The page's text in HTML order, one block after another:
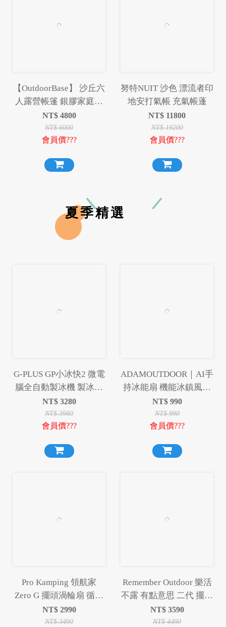
【OutdoorBase】 沙丘六
人露營帳篷 銀膠家庭帳
篷 六人帳 遮光銀膠帳蓬
耐水壓2000mm
NT$ 4800
NT$6000
會員價???
努特NUIT 沙色 漂流者印
地安打氣帳 充氣帳蓬
NT$ 11800
NT$19200
會員價???
夏季精選
G-PLUS GP小冰快2 微電
腦全自動製冰機 製冰機
快速製冰
NT$ 3280
NT$3980
會員價???
ADAMOUTDOOR｜AI手
持冰能扇 機能冰鎮風扇
掛繩 冰鎮風扇 風扇 手持
風扇 桌扇 冰鎮
NT$ 990
NT$990
會員價???
Pro Kamping 領航家
Zero G 擺頭渦輪扇 循環
扇 風扇 露營風扇【贈收
納袋】
NT$ 2990
NT$3490
Remember Outdoor 樂活
不露 有點意思 二代 擺頭
多功能渦輪扇 渦輪扇 風
扇 露營扇 電扇
NT$ 3590
NT$4490